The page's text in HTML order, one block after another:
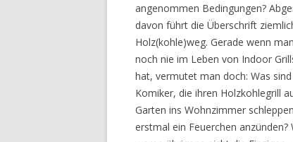
angenommen Bedingungen?
davon führt die Überschrift
Holz(kohle)weg. Gerade wenn
noch nie im Leben von Indoor
hat, vermutet man doch: Was
Komiker, die ihren Holzkohlegrill
Garten ins Wohnzimmer
erstmal ein Feuerchen anzünden?